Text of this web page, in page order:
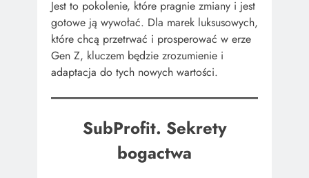
Jest to pokolenie, które pragnie zmiany i jest
gotowe ją wywołać. Dla marek luksusowych,
które chcą przetrwać i prosperować w erze
Gen Z, kluczem będzie zrozumienie i
adaptacja do tych nowych wartości.
SubProfit. Sekrety
bogactwa